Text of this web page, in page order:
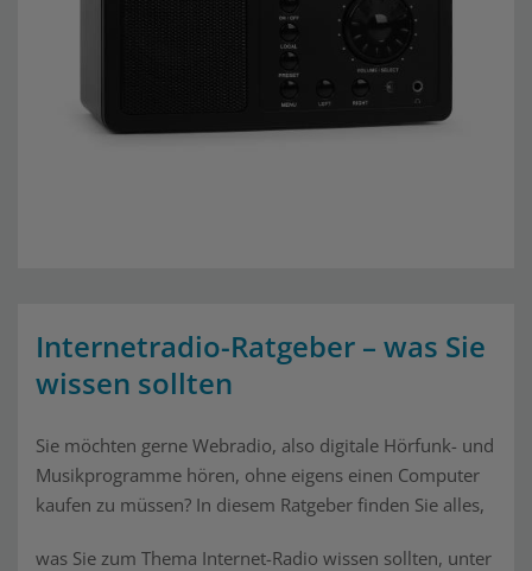
Internetradio-Ratgeber – was Sie
wissen sollten
Sie möchten gerne Webradio, also digitale Hörfunk- und
Musikprogramme hören, ohne eigens einen Computer
kaufen zu müssen? In diesem Ratgeber finden Sie alles,
was Sie zum Thema Internet-Radio wissen sollten, unter